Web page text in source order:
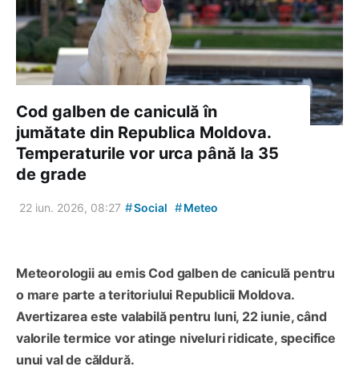
Cod galben de caniculă în
jumătate din Republica Moldova.
Temperaturile vor urca până la 35
de grade
22 iun. 2026, 08:27 #Social #Meteo
Meteorologii au emis Cod galben de caniculă pentru
o mare parte a teritoriului Republicii Moldova.
Avertizarea este valabilă pentru luni, 22 iunie, când
valorile termice vor atinge niveluri ridicate, specifice
unui val de căldură.